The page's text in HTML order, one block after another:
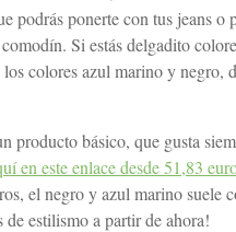
ponerte con tus jeans o
Si estás delgadito
colores azul marino y negro,
básico, que gusta
en este enlace desde 51,83
el negro y azul marino suele
estilismo a partir de ahora!